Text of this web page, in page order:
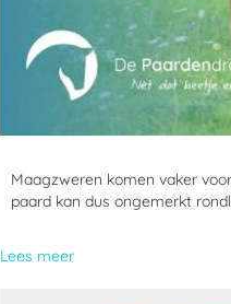
Maagzweren komen vaker
paard kan dus ongemerkt
Lees meer